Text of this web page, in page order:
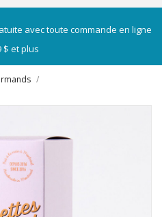
avec toute commande en ligne
$ et plus
/